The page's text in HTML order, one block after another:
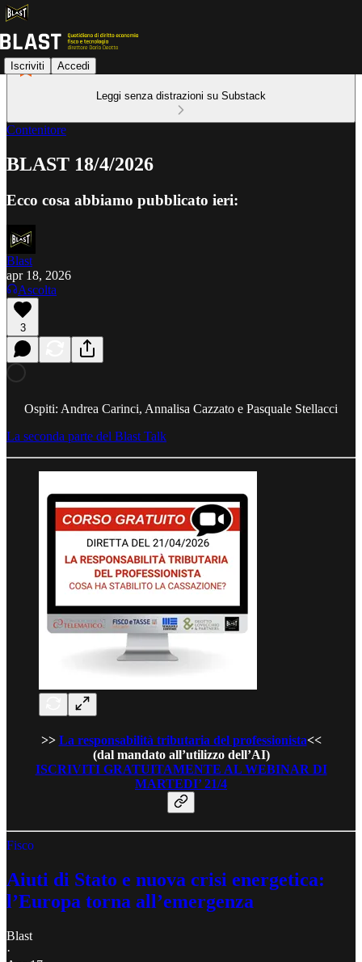
Iscriviti Accedi
Leggi senza distrazioni su Substack
Contenitore
BLAST 18/4/2026
Ecco cosa abbiamo pubblicato ieri:
Blast
apr 18, 2026
Ascolta
3
Ospiti: Andrea Carinci, Annalisa Cazzato e Pasquale Stellacci
La seconda parte del Blast Talk
>> La responsabilità tributaria del professionista<<
(dal mandato all’utilizzo dell’AI)
ISCRIVITI GRATUITAMENTE AL WEBINAR DI
MARTEDI’ 21/4
Fisco
Aiuti di Stato e nuova crisi energetica:
l’Europa torna all’emergenza
Blast
·